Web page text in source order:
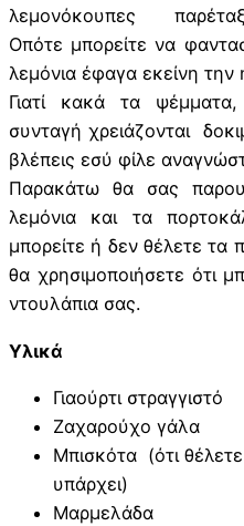
λεμονόκουπες
Οπότε μπορείτε να
λεμόνια έφαγα εκείνη την
Γιατί κακά τα
συνταγή χρειάζονται
βλέπεις εσύ φίλε
Παρακάτω θα σας
λεμόνια και τα
μπορείτε ή δεν θέλετε τα
θα χρησιμοποιήσετε ότι
ντουλάπια σας.
Υλικά
Γιαούρτι στραγγιστό
Ζαχαρούχο γάλα
Μπισκότα (ότι
υπάρχει)
Μαρμελάδα